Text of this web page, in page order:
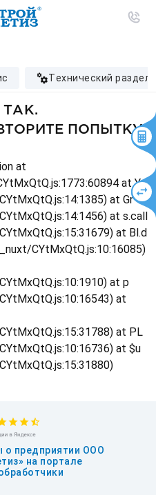
технический раздел
ПОПЫТКУ
at
at Ys
at Gr
at s.call
at Bl.d
CYtMxQtQ.js:10:16085)
at p
at
at PL
at $u